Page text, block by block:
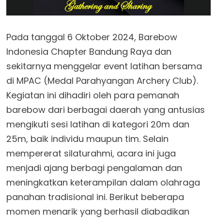
Pada tanggal 6 Oktober 2024, Barebow
Indonesia Chapter Bandung Raya dan
sekitarnya menggelar event latihan bersama
di MPAC (Medal Parahyangan Archery Club).
Kegiatan ini dihadiri oleh para pemanah
barebow dari berbagai daerah yang antusias
mengikuti sesi latihan di kategori 20m dan
25m, baik individu maupun tim. Selain
mempererat silaturahmi, acara ini juga
menjadi ajang berbagi pengalaman dan
meningkatkan keterampilan dalam olahraga
panahan tradisional ini. Berikut beberapa
momen menarik yang berhasil diabadikan